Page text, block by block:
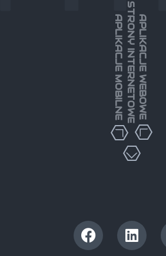
APLIKACJE MOBILNESTRONY INTERNETOWEAPLIKACJE WEBOWE